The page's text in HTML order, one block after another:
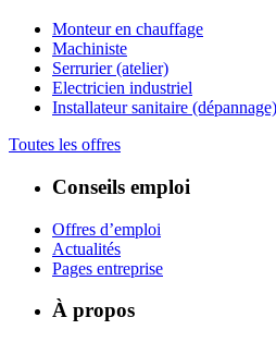
Monteur en chauffage
Machiniste
Serrurier (atelier)
Electricien industriel
Installateur sanitaire (dépannage)
Toutes les offres
Conseils emploi
Offres d’emploi
Actualités
Pages entreprise
À propos